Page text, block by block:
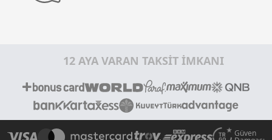
12 AYA VARAN TAKSİT İMKANI
Güven